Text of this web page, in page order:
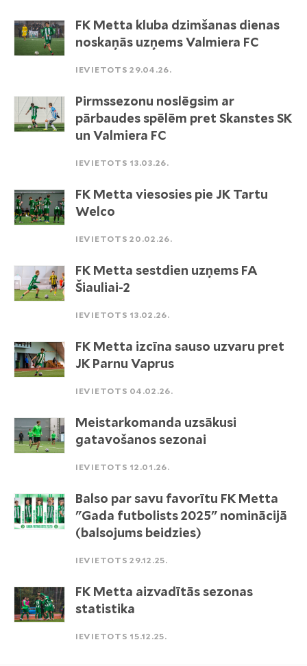
FK Metta kluba dzimšanas dienas
noskaņās uzņems Valmiera FC
IEVIETOTS 29.04.26.
Pirmssezonu noslēgsim ar
pārbaudes spēlēm pret Skanstes SK
un Valmiera FC
IEVIETOTS 13.03.26.
FK Metta viesosies pie JK Tartu
Welco
IEVIETOTS 20.02.26.
FK Metta sestdien uzņems FA
Šiauliai-2
IEVIETOTS 13.02.26.
FK Metta izcīna sauso uzvaru pret
JK Parnu Vaprus
IEVIETOTS 04.02.26.
Meistarkomanda uzsākusi
gatavošanos sezonai
IEVIETOTS 12.01.26.
Balso par savu favorītu FK Metta
"Gada futbolists 2025" nominācijā
(balsojums beidzies)
IEVIETOTS 29.12.25.
FK Metta aizvadītās sezonas
statistika
IEVIETOTS 15.12.25.